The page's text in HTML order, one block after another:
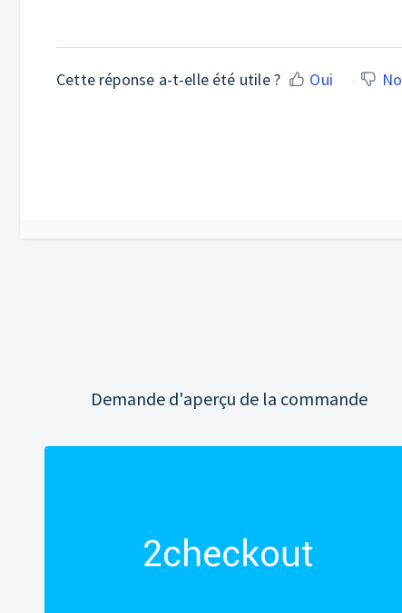
Cette réponse a-t-elle été utile ? Oui
Demande d'aperçu de la commande